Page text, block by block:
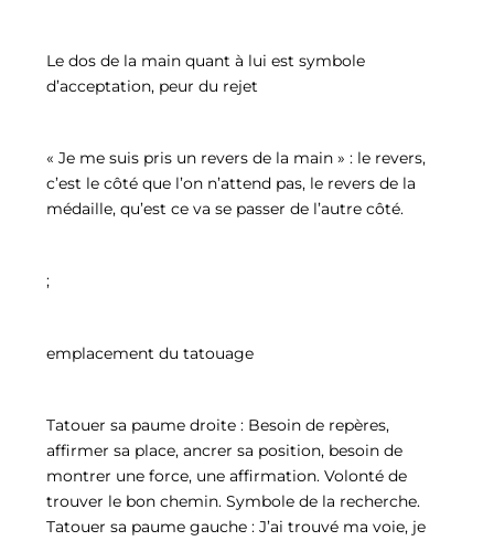
Le dos de la main quant à lui est symbole
d’acceptation, peur du rejet
« Je me suis pris un revers de la main » : le revers,
c’est le côté que l’on n’attend pas, le revers de la
médaille, qu’est ce va se passer de l’autre côté.
;
emplacement du tatouage
Tatouer sa paume droite : Besoin de repères,
affirmer sa place, ancrer sa position, besoin de
montrer une force, une affirmation. Volonté de
trouver le bon chemin. Symbole de la recherche.
Tatouer sa paume gauche : J’ai trouvé ma voie, je